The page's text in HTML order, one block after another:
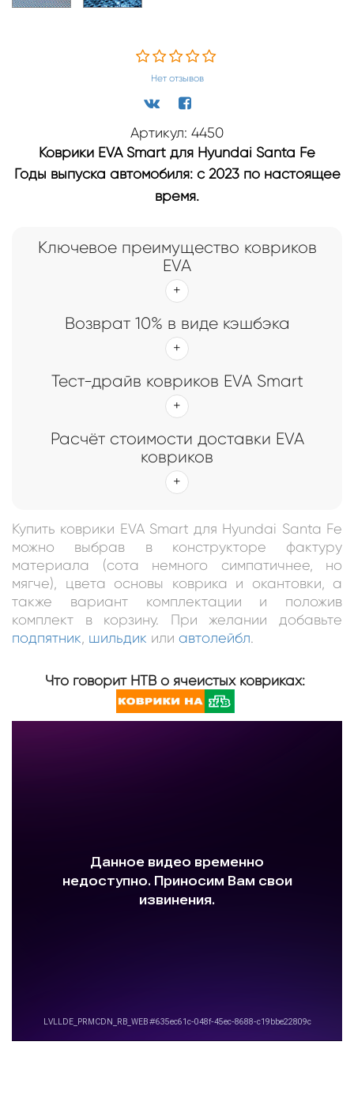
Нет отзывов
Артикул: 4450
Коврики EVA Smart для Hyundai Santa Fe
Годы выпуска автомобиля: с 2023 по настоящее
время.
Ключевое преимущество ковриков
EVA
Возврат 10% в виде кэшбэка
Тест-драйв ковриков EVA Smart
Расчёт стоимости доставки EVA
ковриков
Купить коврики EVA Smart для Hyundai Santa Fe
можно выбрав в конструкторе фактуру
материала (сота немного симпатичнее, но
мягче), цвета основы коврика и окантовки, а
также вариант комплектации и положив
комплект в корзину. При желании добавьте
подпятник, шильдик или автолейбл.
Что говорит НТВ о ячеистых ковриках: